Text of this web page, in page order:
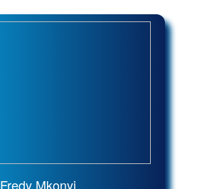
Fredy Mkonyi